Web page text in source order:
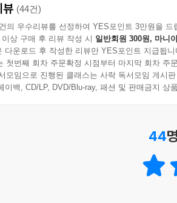
뷰 (44건)
의 우수리뷰를 선정하여 YES포인트 3만원을 드
상 구매 후 리뷰 작성 시 일반회원 300원, 마니
다운로드 후 작성한 리뷰만 YES포인트 지급됩니
첫번째 회차 주문확정 시점부터 마지막 회차 주
모임으로 진행된 클래스는 사락 독서모임 게시
이백, CD/LP, DVD/Blu-ray, 패션 및 판매금지 상
44